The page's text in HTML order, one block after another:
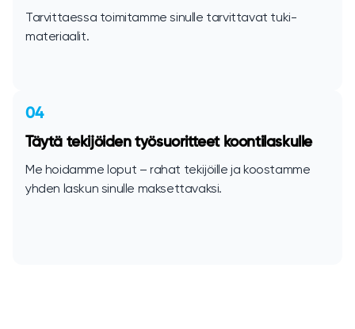
Tarvittaessa toimitamme sinulle tarvittavat tuki-
materiaalit.
04
Täytä tekijöiden työsuoritteet koontilaskulle
Me hoidamme loput – rahat tekijöille ja koostamme
yhden laskun sinulle maksettavaksi.